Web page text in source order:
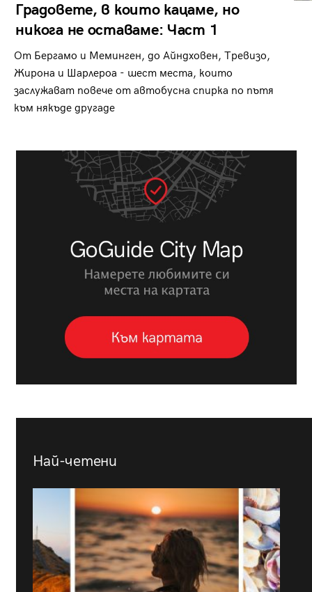
Градовете, в които кацаме, но
никога не оставаме: Част 1
От Бергамо и Меминген, до Айндховен, Тревизо,
Жирона и Шарлероа - шест места, които
заслужават повече от автобусна спирка по пътя
към някъде другаде
Най-четени